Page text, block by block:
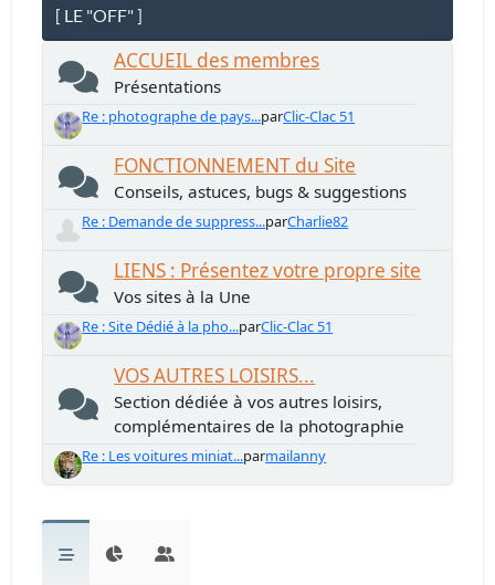
[ LE "OFF" ]
ACCUEIL des membres
Présentations
Re : photographe de pays...parClic-Clac 51
FONCTIONNEMENT du Site
Conseils, astuces, bugs & suggestions
Re : Demande de suppress...parCharlie82
LIENS : Présentez votre propre site
Vos sites à la Une
Re : Site Dédié à la pho...parClic-Clac 51
VOS AUTRES LOISIRS...
Section dédiée à vos autres loisirs,
complémentaires de la photographie
Re : Les voitures miniat...parmailanny